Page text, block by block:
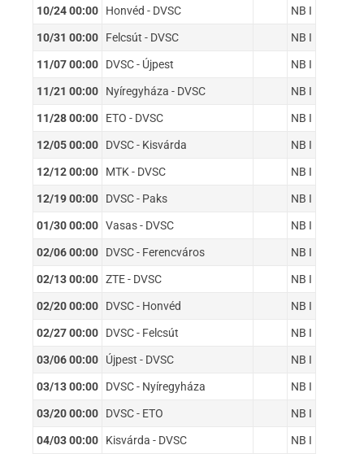
10/24 00:00 Honvéd - DVSC NB I
10/31 00:00 Felcsút - DVSC NB I
11/07 00:00 DVSC - Újpest NB I
11/21 00:00 Nyíregyháza - DVSC NB I
11/28 00:00 ETO - DVSC NB I
12/05 00:00 DVSC - Kisvárda NB I
12/12 00:00 MTK - DVSC NB I
12/19 00:00 DVSC - Paks NB I
01/30 00:00 Vasas - DVSC NB I
02/06 00:00 DVSC - Ferencváros NB I
02/13 00:00 ZTE - DVSC NB I
02/20 00:00 DVSC - Honvéd NB I
02/27 00:00 DVSC - Felcsút NB I
03/06 00:00 Újpest - DVSC NB I
03/13 00:00 DVSC - Nyíregyháza NB I
03/20 00:00 DVSC - ETO NB I
04/03 00:00 Kisvárda - DVSC NB I